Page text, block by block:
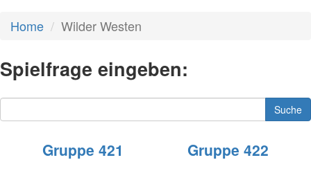
Home Wilder Westen
Spielfrage eingeben:
Suche
Gruppe 421 Gruppe 422